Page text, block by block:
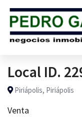
Local ID.
Piriápolis, Piriápolis
Venta